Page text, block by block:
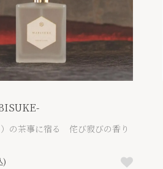
の茶事に宿る 侘び寂びの香り
)